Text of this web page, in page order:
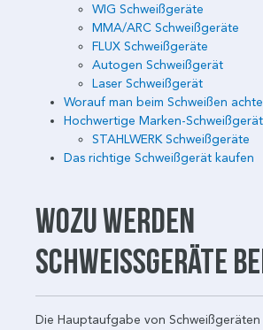
WIG Schweißgeräte
MMA/ARC Schweißgeräte
FLUX Schweißgeräte
Autogen Schweißgerät
Laser Schweißgerät
Worauf man beim Schweißen
Hochwertige Marken-
STAHLWERK Schweißgeräte
Das richtige Schweißgerät kaufen
Wozu werden
Schweißgeräte
Die Hauptaufgabe von